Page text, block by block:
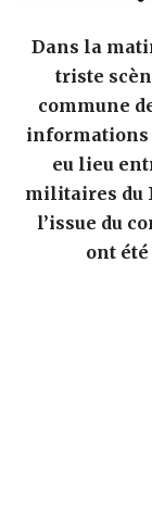
Dans la
triste
commune
informations
eu lieu
militaires du
l’issue du
ont